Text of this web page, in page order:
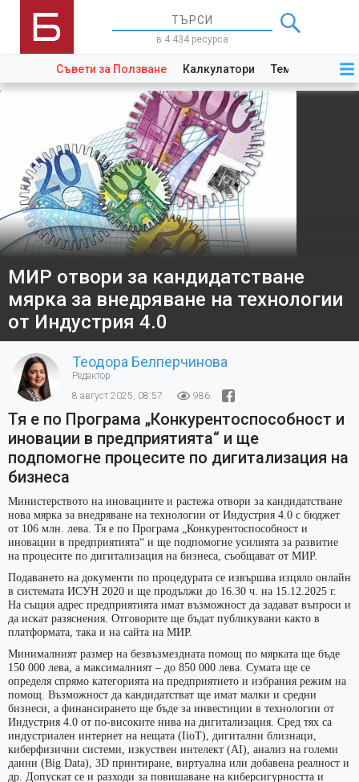
в 4 434 ресурса
Съвети за Ползване Калкулатори Теми Закони
МИР отвори за кандидатстване
мярка за внедряване на технологии
от Индустрия 4.0
Теодора Белперчинова
Редактор
8 август 2025, 08:57
986
Тя е по Програма „Конкурентоспособност и
иновации в предприятията“ и ще
подпомогне процесите по дигитализация на
бизнеса
Министерството на иновациите и растежа отвори за кандидатстване
нова мярка за внедряване на технологии от Индустрия 4.0 с бюджет
от 106 млн. лева. Тя е по Програма „Конкурентоспособност и
иновации в предприятията“ и ще подпомогне усилията за развитие
на процесите по дигитализация на бизнеса, съобщават от МИР.
Подаването на документи по процедурата се извършва изцяло онлайн
в системата ИСУН 2020 и ще продължи до 16.30 ч. на 15.12.2025 г.
На същия адрес предприятията имат възможност да задават въпроси и
да искат разяснения. Отговорите ще бъдат публикувани както в
платформата, така и на сайта на МИР.
Минималният размер на безвъзмездната помощ по мярката ще бъде
150 000 лева, а максималният – до 850 000 лева. Сумата ще се
определя спрямо категорията на предприятието и избрания режим на
помощ. Възможност да кандидатстват ще имат малки и средни
бизнеси, а финансирането ще бъде за инвестиции в технологии от
Индустрия 4.0 от по-високите нива на дигитализация. Сред тях са
индустриален интернет на нещата (IioT), дигитални близнаци,
киберфизични системи, изкуствен интелект (AI), анализ на големи
данни (Big Data), 3D принтиране, виртуална или добавена реалност и
др. Допускат се и разходи за повишаване на киберсигурността и